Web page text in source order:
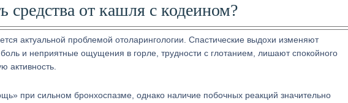
средства от кашля с кодеином?
актуальной проблемой отоларингологии. Спастические выдохи изменяют
и неприятные ощущения в горле, трудности с глотанием, лишают спокойного
активность.
при сильном бронхоспазме, однако наличие побочных реакций значительно